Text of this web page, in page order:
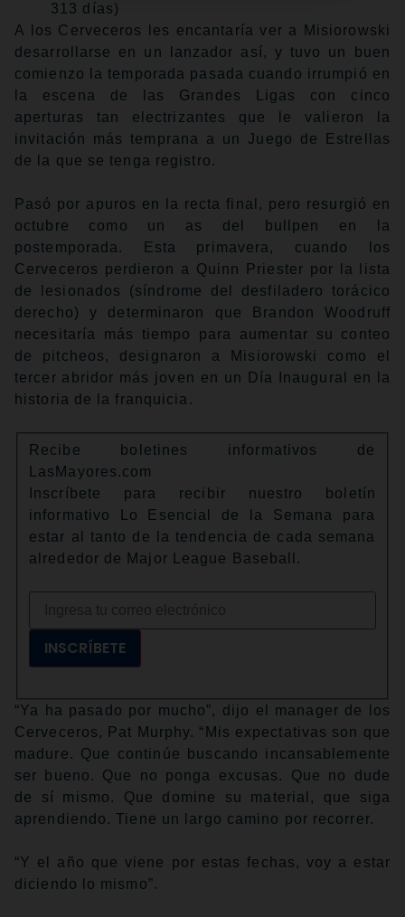
313 días)
A los Cerveceros les encantaría ver a Misiorowski
desarrollarse en un lanzador así, y tuvo un buen
comienzo la temporada pasada cuando irrumpió en
la escena de las Grandes Ligas con cinco
aperturas tan electrizantes que le valieron la
invitación más temprana a un Juego de Estrellas
de la que se tenga registro.
Pasó por apuros en la recta final, pero resurgió en
octubre como un as del bullpen en la
postemporada. Esta primavera, cuando los
Cerveceros perdieron a Quinn Priester por la lista
de lesionados (síndrome del desfiladero torácico
derecho) y determinaron que Brandon Woodruff
necesitaría más tiempo para aumentar su conteo
de pitcheos, designaron a Misiorowski como el
tercer abridor más joven en un Día Inaugural en la
historia de la franquicia.
Recibe boletines informativos de
LasMayores.com
Inscríbete para recibir nuestro boletín
informativo Lo Esencial de la Semana para
estar al tanto de la tendencia de cada semana
alrededor de Major League Baseball.
INSCRÍBETE
“Ya ha pasado por mucho”, dijo el manager de los
Cerveceros, Pat Murphy. “Mis expectativas son que
madure. Que continúe buscando incansablemente
ser bueno. Que no ponga excusas. Que no dude
de sí mismo. Que domine su material, que siga
aprendiendo. Tiene un largo camino por recorrer.
“Y el año que viene por estas fechas, voy a estar
diciendo lo mismo”.